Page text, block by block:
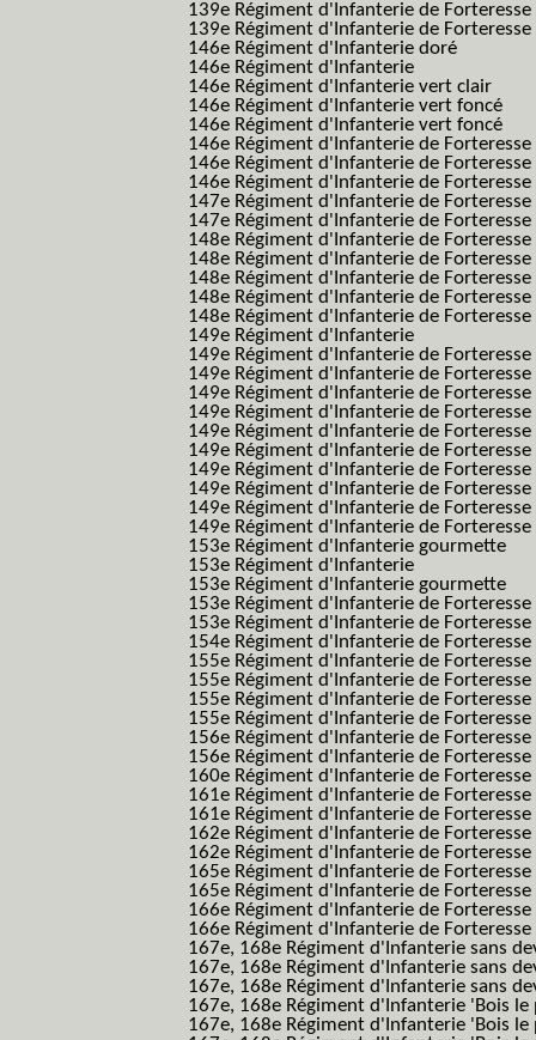
139e Régiment d'Infanterie de
139e Régiment d'Infanterie de
146e Régiment d'Infanterie doré
146e Régiment d'Infanterie
146e Régiment d'Infanterie vert clair
146e Régiment d'Infanterie vert foncé
146e Régiment d'Infanterie vert foncé
146e Régiment d'Infanterie de
146e Régiment d'Infanterie de
146e Régiment d'Infanterie de
147e Régiment d'Infanterie de Forteresse
147e Régiment d'Infanterie de Forteresse
148e Régiment d'Infanterie de Forteresse
148e Régiment d'Infanterie de Forteresse
148e Régiment d'Infanterie de Forteresse
148e Régiment d'Infanterie de Forteresse
148e Régiment d'Infanterie de Forteresse
149e Régiment d'Infanterie
149e Régiment d'Infanterie de
149e Régiment d'Infanterie de
149e Régiment d'Infanterie de
149e Régiment d'Infanterie de
149e Régiment d'Infanterie de
149e Régiment d'Infanterie de
149e Régiment d'Infanterie de
149e Régiment d'Infanterie de
149e Régiment d'Infanterie de
149e Régiment d'Infanterie de
153e Régiment d'Infanterie gourmette
153e Régiment d'Infanterie
153e Régiment d'Infanterie gourmette
153e Régiment d'Infanterie de
153e Régiment d'Infanterie de
154e Régiment d'Infanterie de Forteresse
155e Régiment d'Infanterie de
155e Régiment d'Infanterie de
155e Régiment d'Infanterie de
155e Régiment d'Infanterie de
156e Régiment d'Infanterie de Forteresse
156e Régiment d'Infanterie de
160e Régiment d'Infanterie de
161e Régiment d'Infanterie de Forteresse
161e Régiment d'Infanterie de
162e Régiment d'Infanterie de Forteresse
162e Régiment d'Infanterie de
165e Régiment d'Infanterie de Forteresse
165e Régiment d'Infanterie de Forteresse
166e Régiment d'Infanterie de Forteresse
166e Régiment d'Infanterie de Forteresse
167e, 168e Régiment d'Infanterie sans
167e, 168e Régiment d'Infanterie sans
167e, 168e Régiment d'Infanterie sans
167e, 168e Régiment d'Infanterie 'Bois
167e, 168e Régiment d'Infanterie 'Bois